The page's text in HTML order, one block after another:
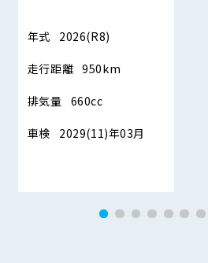
年式 2026(R8)
走行距離 950km
排気量 660cc
車検 2029(11)年03月